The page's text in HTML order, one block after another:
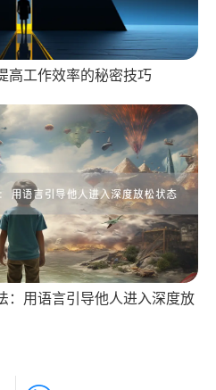
高工作效率的秘密技巧
：用语言引导他人进入深度放